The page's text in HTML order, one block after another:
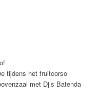
tijdens het fruitcorso
met Dj’s Batenda